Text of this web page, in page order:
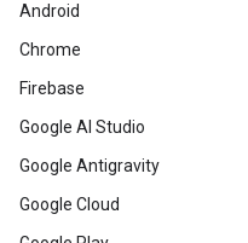
Android
Chrome
Firebase
Google AI Studio
Google Antigravity
Google Cloud